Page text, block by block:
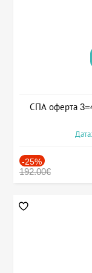
СПА оферта
-25%
192.00€